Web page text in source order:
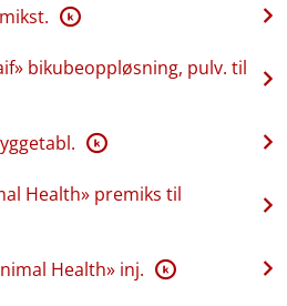
K
bikubeoppløsning, pulv. til
K
Health» premiks til
Health» inj. K